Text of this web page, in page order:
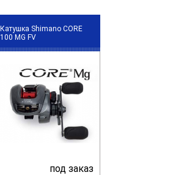
Катушка Shimano CORE
100 MG FV
под заказ